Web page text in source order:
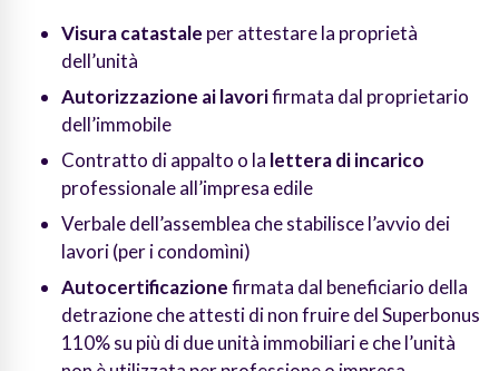
Visura catastale per attestare la proprietà
dell’unità
Autorizzazione ai lavorifirmata dal proprietario
dell’immobile
Contratto di appalto o la lettera di incarico
professionale all’impresa edile
Verbale dell’assemblea che stabilisce l’avvio dei
lavori (per i condomìni)
Autocertificazionefirmata dal beneficiario della
detrazione che attesti di non fruire del Superbonus
110% su più di due unità immobiliari e che l’unità